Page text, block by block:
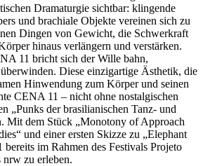
Dramaturgie sichtbar: klingende
und brachiale Objekte vereinen sich zu
Dingen von Gewicht, die Schwerkraft
hinaus verlängern und verstärken.
11 bricht sich der Wille bahn,
Diese einzigartige Ästhetik, die
Hinwendung zum Körper und seinen
CENA 11 – nicht ohne nostalgischen
„Punks der brasilianischen Tanz- und
Mit dem Stück „Monotony of Approach
“ und einer ersten Skizze zu „Elephant
im Rahmen des Festivals Projeto
zu erleben.